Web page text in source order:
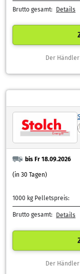
Brutto gesamt: Details
Der
bis Fr 18.09.2026
(in 30 Tagen)
1000 kg Pelletspreis:
Brutto gesamt: Details
Der